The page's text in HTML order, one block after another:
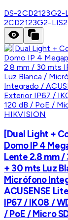
DS-2CD2123G2-
2CD2123G2-
HIKVISION
[Dual Light +
Domo IP 4
Lente 2.8 mm /
+ 30 mts Luz
Micrófono
ACUSENSE
IP67 / IK08 /
/ PoE / Micro